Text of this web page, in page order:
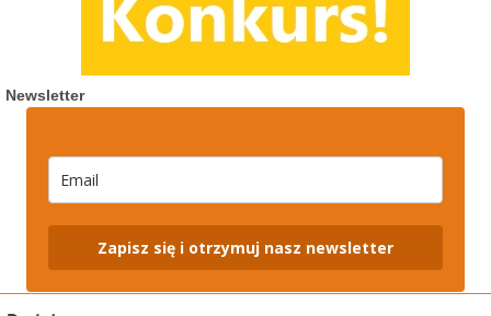
Newsletter
Zapisz się i otrzymuj nasz newsletter